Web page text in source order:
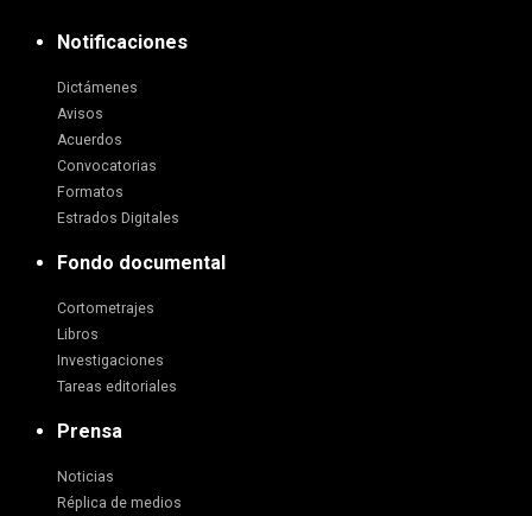
Notificaciones
Dictámenes
Avisos
Acuerdos
Convocatorias
Formatos
Estrados Digitales
Fondo documental
Cortometrajes
Libros
Investigaciones
Tareas editoriales
Prensa
Noticias
Réplica de medios